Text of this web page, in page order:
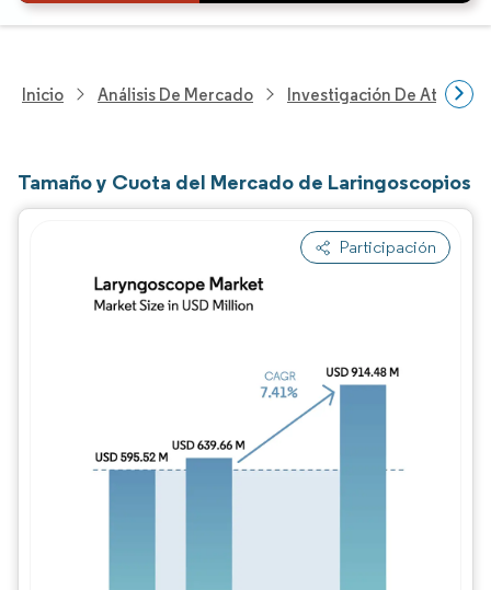
Inicio Análisis De Mercado Investigación De
Tamaño y Cuota del Mercado de Laringoscopios
Participación